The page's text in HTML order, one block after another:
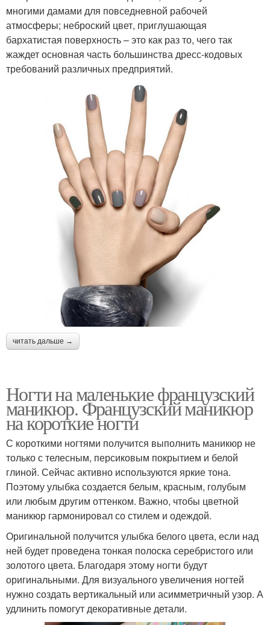
многими дамами для повседневной рабочей
атмосферы; неброский цвет, приглушающая
бархатистая поверхность – это как раз то, чего так
жаждет основная часть большинства дресс-кодовых
требований различных предприятий.
читать дальше →
Ногти на маленькие французский
маникюр. Французский маникюр
на короткие ногти
С короткими ногтями получится выполнить маникюр не
только с телесным, персиковым покрытием и белой
глиной. Сейчас активно используются яркие тона.
Поэтому улыбка создается белым, красным, голубым
или любым другим оттенком. Важно, чтобы цветной
маникюр гармонировал со стилем и одеждой.
Оригинальной получится улыбка белого цвета, если над
ней будет проведена тонкая полоска серебристого или
золотого цвета. Благодаря этому ногти будут
оригинальными. Для визуального увеличения ногтей
нужно создать вертикальный или асимметричный узор. А
удлинить помогут декоративные детали.